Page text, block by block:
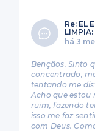
Re: EL
há 3
Bençãos. Sinto
concentrado,
tentando me
Acho que estou
ruim, fazendo
isso me faz
com Deus.